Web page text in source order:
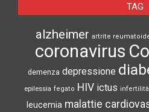
TAG
alzheimer artrite
coronavirus
demenza depressione
epilessia fegato HIV ictus infertilità
leucemia malattie